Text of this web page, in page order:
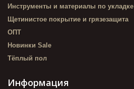
Инструменты и материалы по укладке
Щетинистое покрытие и грязезащита
ОПТ
Новинки Sale
Тёплый пол
Информация